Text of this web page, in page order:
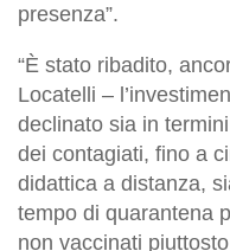
presenza”.
“È stato ribadito,
Locatelli –
declinato sia in
dei contagiati, fino a
didattica a distanza,
tempo di quarantena
non vaccinati